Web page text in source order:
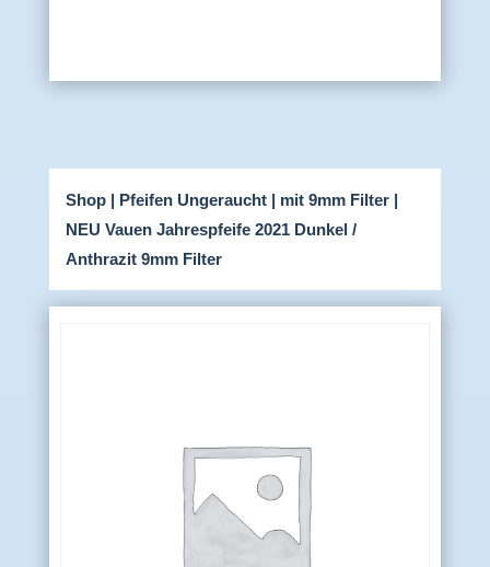
Shop| Pfeifen Ungeraucht| mit 9mm Filter|
NEU Vauen Jahrespfeife 2021 Dunkel /
Anthrazit 9mm Filter